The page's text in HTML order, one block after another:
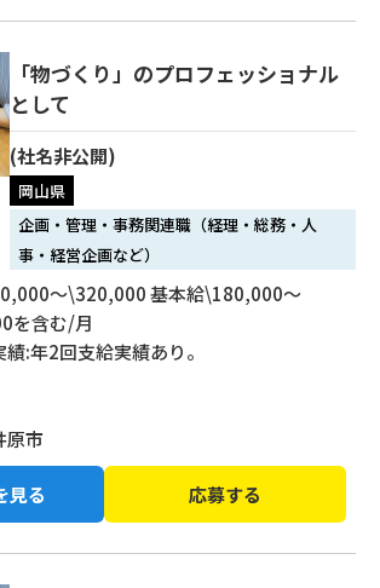
「物づくり」のプロフェッショナル
として
(社名非公開)
岡山県
企画・管理・事務関連職（経理・総務・人
事・経営企画など）
〜\320,000 基本給\180,000〜
を含む/月
:年2回支給実績あり。
原市
見る 応募する